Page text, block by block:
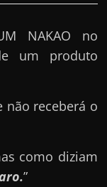
NAKAO no
um produto
não receberá o
como diziam
”